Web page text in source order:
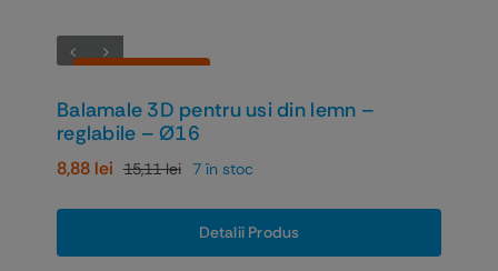
Economiseşti 41%
Balamale 3D pentru usi din lemn –
reglabile – Ø16
15,11leiPrețul
inițial
fost:
8,88 lei
Prețul
curent
este:
8,88 lei.
7 în stoc
Detalii Produs